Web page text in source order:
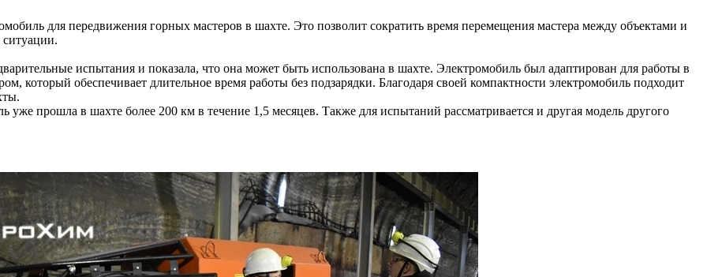
для передвижения горных мастеров в шахте. Это позволит сократить время перемещения мастера между объектами и
испытания и показала, что она может быть использована в шахте. Электромобиль был адаптирован для работы в
который обеспечивает длительное время работы без подзарядки. Благодаря своей компактности электромобиль подходит
прошла в шахте более 200 км в течение 1,5 месяцев. Также для испытаний рассматривается и другая модель другого